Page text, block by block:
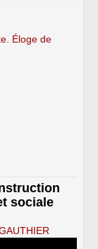
Éloge de
sociale